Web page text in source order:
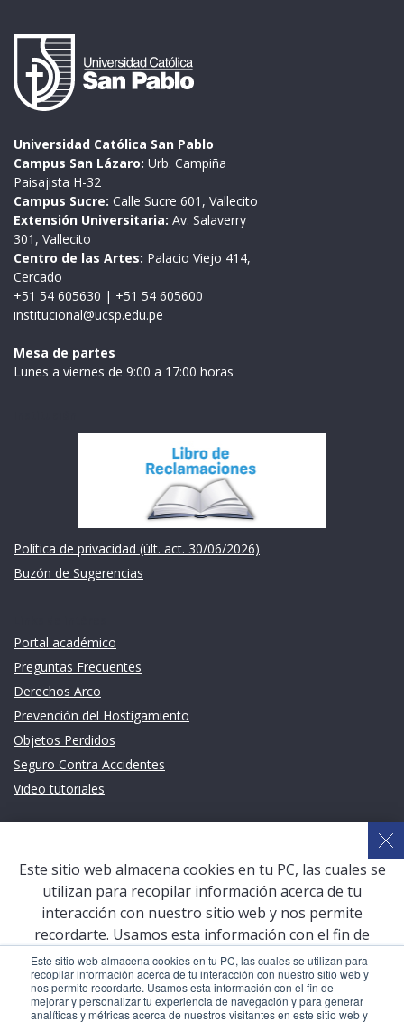
Este sitio web almacena cookies en tu PC, las cuales se utilizan para
recopilar información acerca de tu interacción con nuestro sitio web y
nos permite recordarte. Usamos esta información con el fin de
mejorar y personalizar tu experiencia de navegación y para generar
analíticas y métricas acerca de nuestros visitantes en este sitio web y
Universidad Católica San Pablo
Campus San Lázaro: Urb. Campiña
Paisajista H-32
Campus Sucre: Calle Sucre 601, Vallecito
Extensión Universitaria: Av. Salaverry
301, Vallecito
Centro de las Artes: Palacio Viejo 414,
Cercado
+51 54 605630 | +51 54 605600
institucional@ucsp.edu.pe
Mesa de partes
Lunes a viernes de 9:00 a 17:00 horas
Política de privacidad (últ. act. 30/06/2026)
Buzón de Sugerencias
Portal académico
Preguntas Frecuentes
Derechos Arco
Prevención del Hostigamiento
Objetos Perdidos
Seguro Contra Accidentes
Video tutoriales
Sistema de Gestión Académica (SGA)
Defensoría Universitaria
Terceros vinculados
San Pablo Mail
Aula Virtual Pregrado
Aula Virtual Postgrado
Este sitio web almacena cookies en tu PC, las cuales se
utilizan para recopilar información acerca de tu
interacción con nuestro sitio web y nos permite
recordarte. Usamos esta información con el fin de
mejorar y personalizar tu experiencia de navegación y
para generar analíticas y métricas acerca de nuestros
visitantes en este sitio web y otros medios de